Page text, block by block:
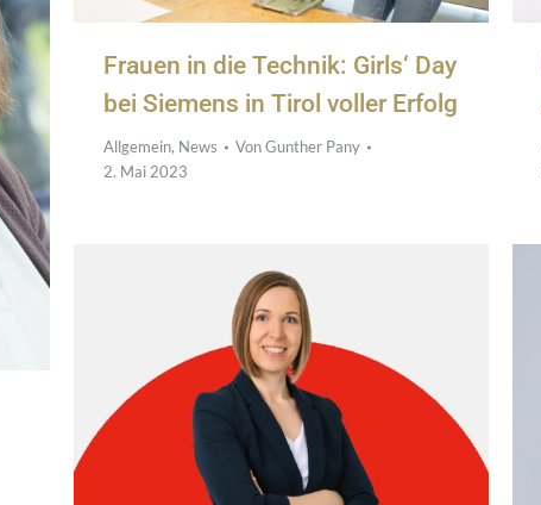
Frauen in die Technik: Girls‘ Day
bei Siemens in Tirol voller Erfolg
Allgemein, News VonGunther Pany
2. Mai 2023